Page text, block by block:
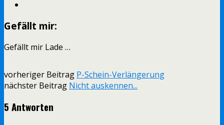
Gefällt mir:
Gefällt mir Lade …
vorheriger Beitrag P-Schein-Verlängerung
nächster Beitrag Nicht auskennen...
5 Antworten